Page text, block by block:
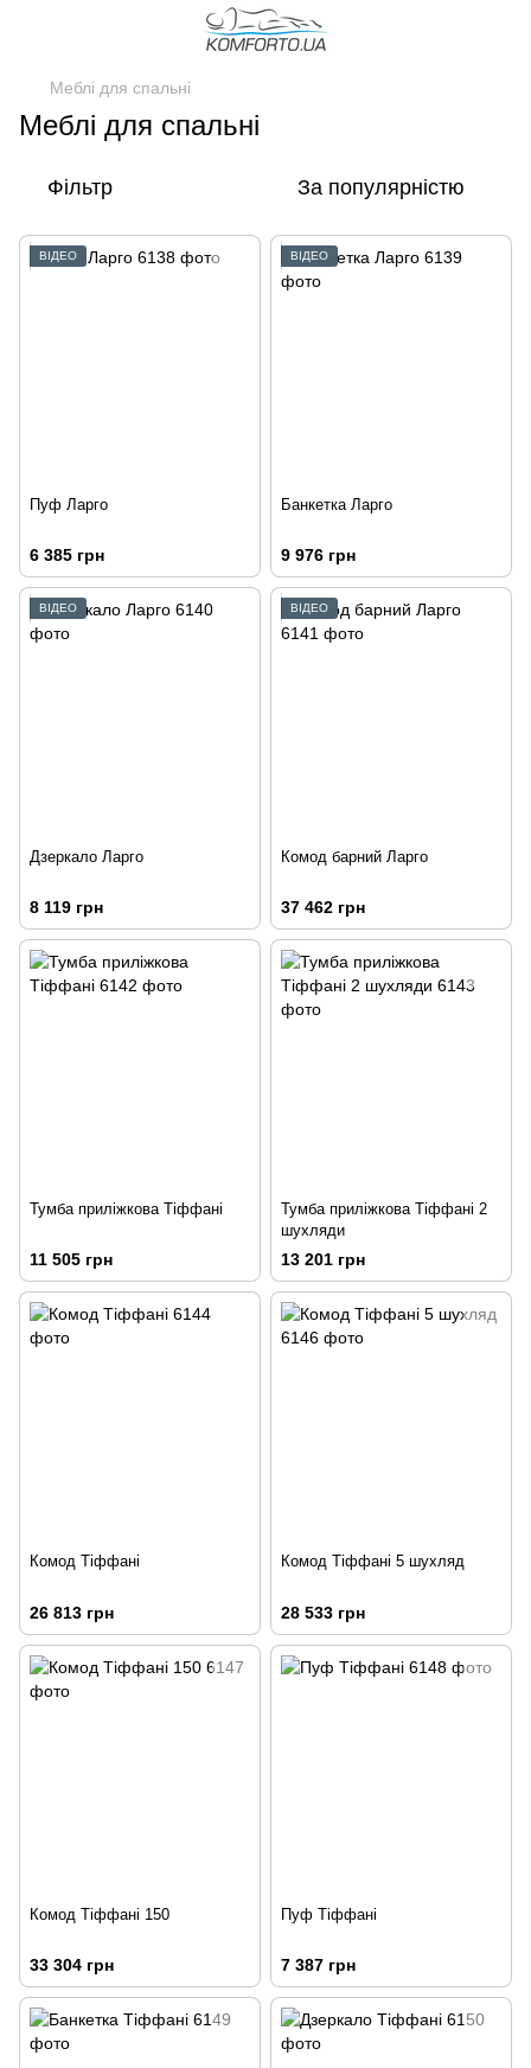
Меблі для спальні
Меблі для спальні
Фільтр За популярністю
ВІДЕО
Пуф Ларго
6 385 грн
ВІДЕО
Банкетка Ларго
9 976 грн
ВІДЕО
Дзеркало Ларго
8 119 грн
ВІДЕО
Комод барний Ларго
37 462 грн
Тумба приліжкова Тіффані
11 505 грн
Тумба приліжкова Тіффані 2
шухляди
13 201 грн
Комод Тіффані
26 813 грн
Комод Тіффані 5 шухляд
28 533 грн
Комод Тіффані 150
33 304 грн
Пуф Тіффані
7 387 грн